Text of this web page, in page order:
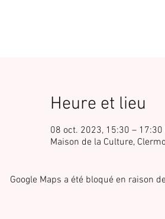
Heure et lieu
08 oct. 2023, 15:30 – 17:30
Maison de la Culture,
Google Maps a été bloqué en raison